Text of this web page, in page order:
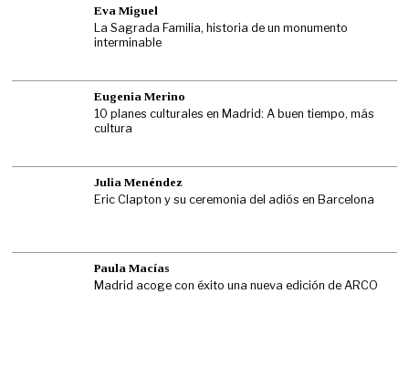
Eva Miguel
La Sagrada Familia, historia de un monumento
interminable
Eugenia Merino
10 planes culturales en Madrid: A buen tiempo, más
cultura
Julia Menéndez
Eric Clapton y su ceremonia del adiós en Barcelona
Paula Macías
Madrid acoge con éxito una nueva edición de ARCO